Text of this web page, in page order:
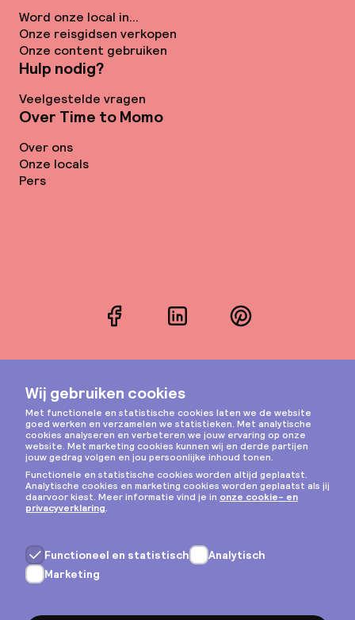
Word onze local in...
Onze reisgidsen verkopen
Onze content gebruiken
Hulp nodig?
Veelgestelde vragen
Over Time to Momo
Over ons
Onze locals
Pers
FacebookLinkedInPinterest
Instagram
Privacy & cookies
Algemene voorwaarden